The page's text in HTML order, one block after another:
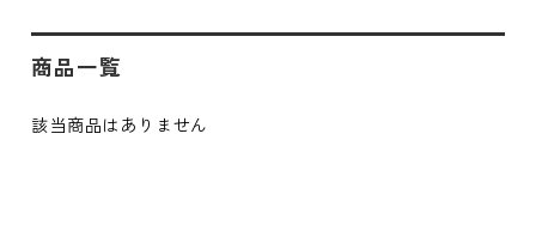
商品一覧
該当商品はありません